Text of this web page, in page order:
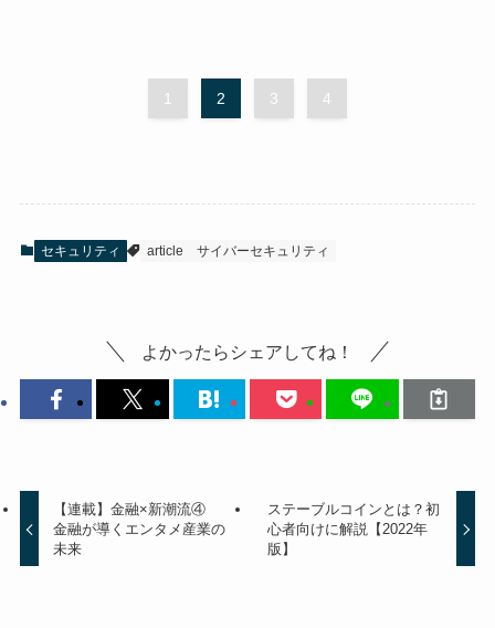
1 2 3 4
セキュリティ article サイバーセキュリティ
よかったらシェアしてね！
【連載】金融×新潮流④
金融が導くエンタメ産業の
未来
ステーブルコインとは？初
心者向けに解説【2022年
版】